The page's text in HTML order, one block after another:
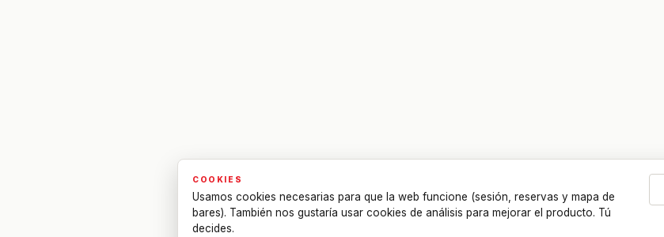
COOKIES
Usamos cookies necesarias para que la web funcione (sesión, reservas y mapa de
bares). También nos gustaría usar cookies de análisis para mejorar el producto. Tú
decides.